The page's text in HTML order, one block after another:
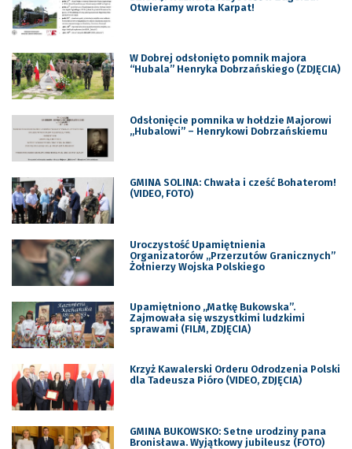
Otwieramy wrota Karpat!
W Dobrej odsłonięto pomnik majora
“Hubala” Henryka Dobrzańskiego (ZDJĘCIA)
Odsłonięcie pomnika w hołdzie Majorowi
„Hubalowi” – Henrykowi Dobrzańskiemu
GMINA SOLINA: Chwała i cześć Bohaterom!
(VIDEO, FOTO)
Uroczystość Upamiętnienia
Organizatorów „Przerzutów Granicznych”
Żołnierzy Wojska Polskiego
Upamiętniono „Matkę Bukowska”.
Zajmowała się wszystkimi ludzkimi
sprawami (FILM, ZDJĘCIA)
Krzyż Kawalerski Orderu Odrodzenia Polski
dla Tadeusza Pióro (VIDEO, ZDJĘCIA)
GMINA BUKOWSKO: Setne urodziny pana
Bronisława. Wyjątkowy jubileusz (FOTO)